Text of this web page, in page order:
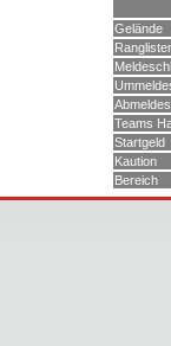
Gelände
Teams
Startgeld
Kaution
Bereich